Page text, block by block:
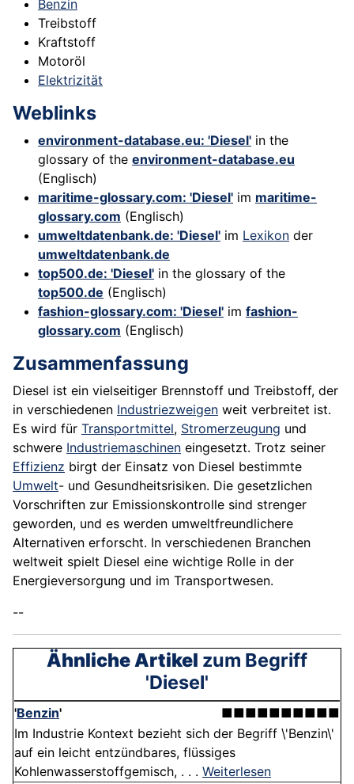
Benzin
Treibstoff
Kraftstoff
Motoröl
Elektrizität
Weblinks
environment-database.eu: 'Diesel' in the
glossary of the environment-database.eu
(Englisch)
maritime-glossary.com: 'Diesel' im maritime-
glossary.com (Englisch)
umweltdatenbank.de: 'Diesel' im Lexikon der
umweltdatenbank.de
top500.de: 'Diesel' in the glossary of the
top500.de (Englisch)
fashion-glossary.com: 'Diesel' im fashion-
glossary.com (Englisch)
Zusammenfassung
Diesel ist ein vielseitiger Brennstoff und Treibstoff, der
in verschiedenen Industriezweigen weit verbreitet ist.
Es wird für Transportmittel, Stromerzeugung und
schwere Industriemaschinen eingesetzt. Trotz seiner
Effizienz birgt der Einsatz von Diesel bestimmte
Umwelt- und Gesundheitsrisiken. Die gesetzlichen
Vorschriften zur Emissionskontrolle sind strenger
geworden, und es werden umweltfreundlichere
Alternativen erforscht. In verschiedenen Branchen
weltweit spielt Diesel eine wichtige Rolle in der
Energieversorgung und im Transportwesen.
--
Ähnliche Artikel zum Begriff
'Diesel'
'Benzin'
■■■■■■■■■■
Im Industrie Kontext bezieht sich der Begriff \'Benzin\'
auf ein leicht entzündbares, flüssiges
Kohlenwasserstoffgemisch, . . . Weiterlesen